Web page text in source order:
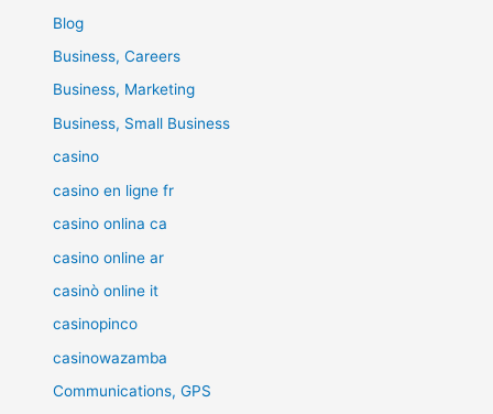
Blog
Business, Careers
Business, Marketing
Business, Small Business
casino
casino en ligne fr
casino onlina ca
casino online ar
casinò online it
casinopinco
casinowazamba
Communications, GPS